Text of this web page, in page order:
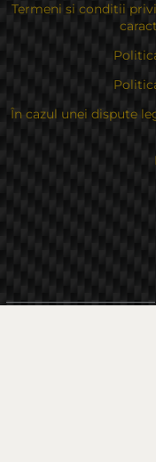
Termeni si conditii
În cazul unei dispute